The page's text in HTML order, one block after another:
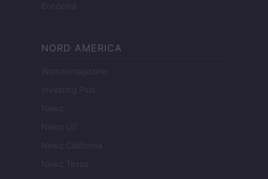
Encocina
NORD AMERICA
Womanmagazine
Investing Plus
Newz
Newz US
Newz California
Newz Texas